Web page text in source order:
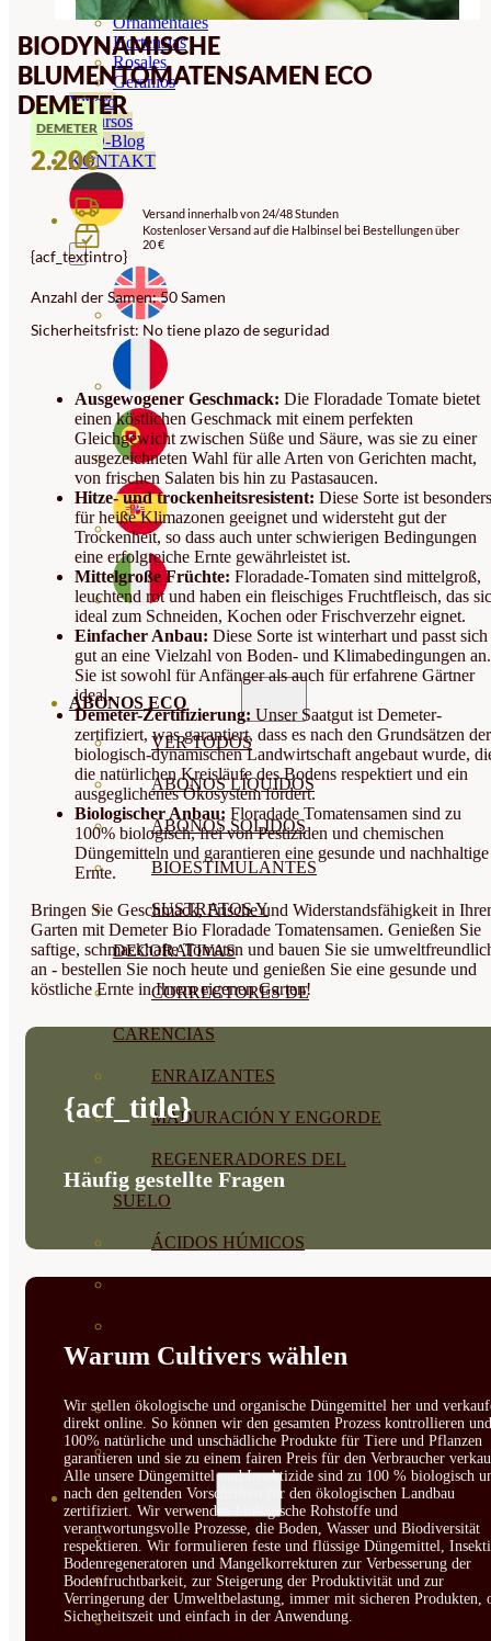
Ornamentales
Hortensias
Rosales
Geranios
Vivero
Recursos
ECO-Blog
KONTAKT
ABONOS ECO
VER TODOS
ABONOS LÍQUIDOS
ABONOS SOLIDOS
BIOESTIMULANTES
SUSTRATOS Y
DECORATIVAS
CORRECTORES DE
CARENCIAS
ENRAIZANTES
MADURACIÓN Y ENGORDE
REGENERADORES DEL
SUELO
ÁCIDOS HÚMICOS
PLANTAS
PLANTAS INTERIOR
GROWPUNCH
SEMILLAS
VER TODAS
BIODINÁMICAS DEMETER
HORTALIZA FRUTO
BIODYNAMISCHE
BLUMENTOMATENSAMEN ECO
DEMETER
DEMETER
2.20€
Versand innerhalb von 24/48 Stunden
Kostenloser Versand auf die Halbinsel bei Bestellungen über
20 €
{acf_textintro}
Anzahl der Samen: 50 Samen
Sicherheitsfrist: No tiene plazo de seguridad
Ausgewogener Geschmack: Die Floradade Tomate bietet
einen köstlichen Geschmack mit einem perfekten
Gleichgewicht zwischen Süße und Säure, was sie zu einer
ausgezeichneten Wahl für alle Arten von Gerichten macht,
von frischen Salaten bis hin zu Pastasaucen.
Hitze- und trockenheitsresistent: Diese Sorte ist besonders
für heiße Klimazonen geeignet und widersteht gut der
Trockenheit, so dass auch unter schwierigen Bedingungen
eine erfolgreiche Ernte gewährleistet ist.
Mittelgroße Früchte: Floradade-Tomaten sind mittelgroß,
leuchtend rot und haben ein fleischiges Fruchtfleisch, das
ideal zum Schneiden, Kochen oder Frischverzehr eignet.
Einfacher Anbau: Diese Sorte ist winterhart und passt sich
gut an eine Vielzahl von Boden- und Klimabedingungen an.
Sie ist sowohl für Anfänger als auch für erfahrene Gärtner
ideal.
Demeter-Zertifizierung: Unser Saatgut ist Demeter-
zertifiziert, was garantiert, dass es nach den Grundsätzen der
biologisch-dynamischen Landwirtschaft angebaut wurde,
die natürlichen Kreisläufe des Bodens respektiert und ein
ausgeglichenes Ökosystem fördert.
Biologischer Anbau: Floradade Tomatensamen sind zu
100% biologisch, frei von Pestiziden und chemischen
Düngemitteln und garantieren eine gesunde und nachhaltige
Ernte.
Bringen Sie Geschmack, Frische und Widerstandsfähigkeit in
Garten mit Demeter Bio Floradade Tomatensamen. Genießen Sie
saftige, schmackhafte Tomaten und bauen Sie sie
an - bestellen Sie noch heute und genießen Sie eine gesunde und
köstliche Ernte in Ihrem eigenen Garten!
{acf_title}
Häufig gestellte Fragen
Warum Cultivers wählen
Wir stellen ökologische und organische Düngemittel her und
direkt online. So können wir den gesamten Prozess kontrollieren und
100% natürliche und unschädliche Produkte für Tiere und Pflanzen
garantieren und sie zu einem fairen Preis für den Verbraucher
Alle unsere Düngemittel und Insektizide sind zu 100 % biologisch
nach den geltenden Vorschriften für den ökologischen Landbau
zertifiziert. Wir verwenden biologische Rohstoffe und
verantwortungsvolle Prozesse, die Boden, Wasser und Biodiversität
respektieren. Wir formulieren feste und flüssige Düngemittel,
Bodenregeneratoren und Mangelkorrekturen zur Verbesserung der
Bodenfruchtbarkeit, zur Steigerung der Produktivität und zur
Verringerung der Umweltbelastung, immer mit sicheren Produkten,
Sicherheitszeit und einfach in der Anwendung.